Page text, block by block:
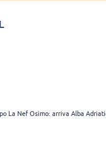
La Nef Osimo: arriva Alba